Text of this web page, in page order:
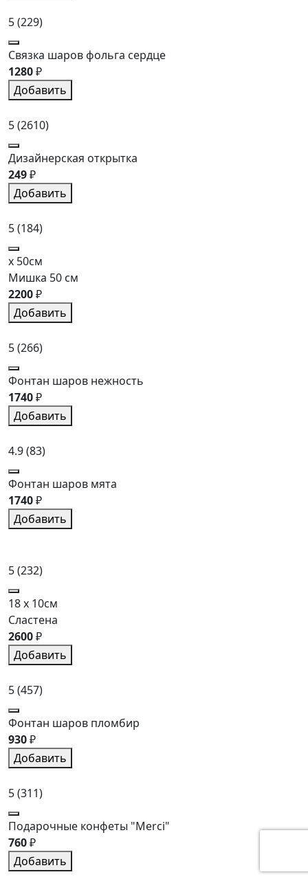
5(229)
Связка шаров фольга сердце
1280₽
Добавить
5(2610)
Дизайнерская открытка
249₽
Добавить
5(184)
x 50см
Мишка 50 см
2200₽
Добавить
5(266)
Фонтан шаров нежность
1740₽
Добавить
4.9(83)
Фонтан шаров мята
1740₽
Добавить
5(232)
18 x 10см
Сластена
2600₽
Добавить
5(457)
Фонтан шаров пломбир
930₽
Добавить
5(311)
Подарочные конфеты "Merci"
760₽
Добавить